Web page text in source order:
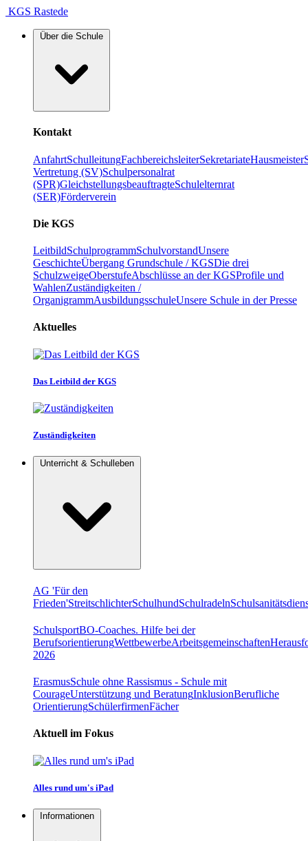
KGS Rastede
Über die Schule
Kontakt
AnfahrtSchulleitungFachbereichsleiterSekretariateHausmeister
Vertretung (SV)Schulpersonalrat
(SPR)GleichstellungsbeauftragteSchulelternrat
(SER)Förderverein
Die KGS
LeitbildSchulprogrammSchulvorstandUnsere
GeschichteÜbergang Grundschule / KGSDie drei
SchulzweigeOberstufeAbschlüsse an der KGSProfile und
WahlenZuständigkeiten /
OrganigrammAusbildungsschuleUnsere Schule in der Presse
Aktuelles
Das Leitbild der KGS
Zuständigkeiten
Unterricht & Schulleben
AG 'Für den
Frieden'StreitschlichterSchulhundSchulradeln
SchulsportBO-Coaches. Hilfe bei der
BerufsorientierungWettbewerbeArbeitsgemeinschaften
2026
ErasmusSchule ohne Rassismus - Schule mit
CourageUnterstützung und BeratungInklusionBerufliche
OrientierungSchülerfirmenFächer
Aktuell im Fokus
Alles rund um's iPad
Informationen